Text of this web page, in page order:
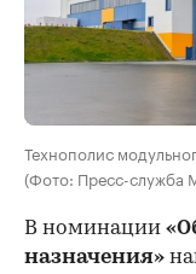
Технополис
(Фото: Пресс-служба
В номинации
назначения»